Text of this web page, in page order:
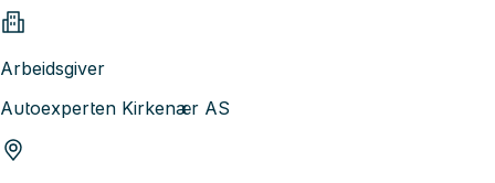
Arbeidsgiver
Autoexperten Kirkenær AS